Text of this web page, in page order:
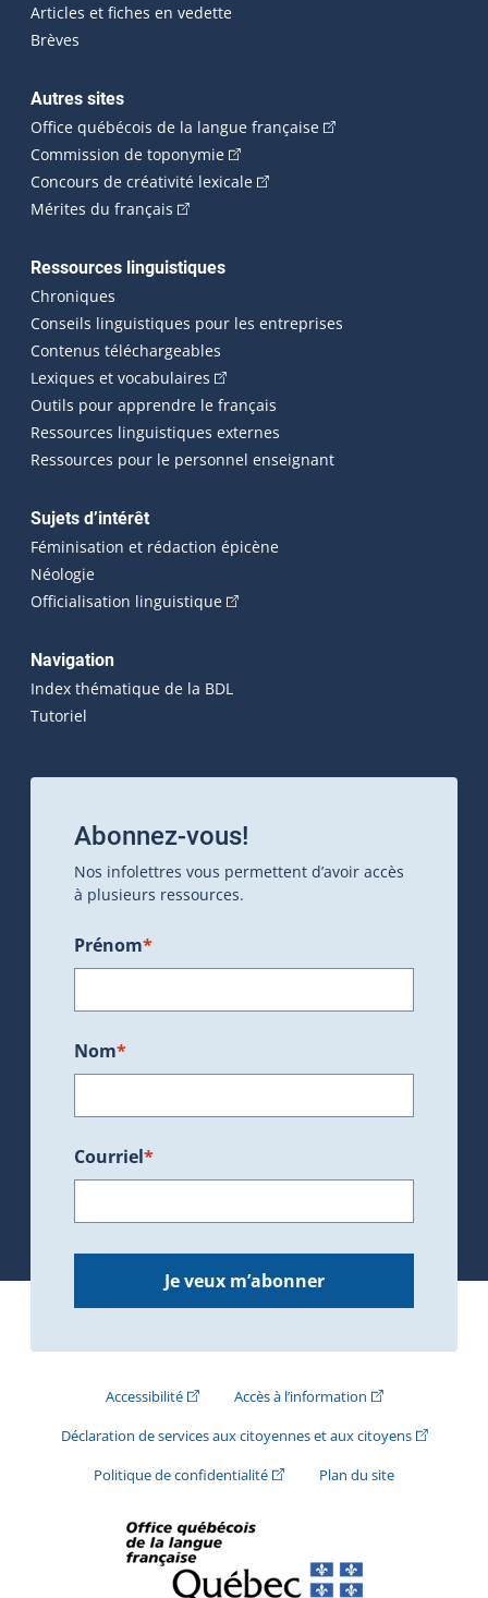
Articles et fiches en vedette
Brèves
Autres sites
Office québécois de la langue française(Cet hyperlien
Commission de toponymie(Cet hyperlien externe s'ouvrira
Concours de créativité lexicale(Cet hyperlien externe
Mérites du français (Cet hyperlien externe s'ouvrira dans une
Ressources linguistiques
Chroniques
Conseils linguistiques pour les entreprises
Contenus téléchargeables
Lexiques et vocabulaires (Cet hyperlien externe s'ouvrira
Outils pour apprendre le français
Ressources linguistiques externes
Ressources pour le personnel enseignant
Sujets d’intérêt
Féminisation et rédaction épicène
Néologie
Officialisation linguistique(Cet hyperlien externe s'ouvrira
Navigation
Index thématique de la BDL
Tutoriel
Abonnez-vous!
Nos infolettres vous permettent d’avoir accès
à plusieurs ressources.
Prénom*
Nom*
Courriel*
Je veux m’abonner
Accessibilité(Cet hyperlien externe s'ouvrira dans une
Accès à l’information(Cet hyperlien
Déclaration de services aux citoyennes et aux citoyens(Cet
Politique de confidentialité(Cet hyperlien externe s'ouvrira
Plan du site